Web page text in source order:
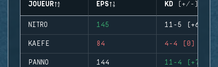
JOUEUR EPS KD (+/-)
NITRO 145 11-5 (+6)
KAEFE 84 4-4 (0)
PANNO 144 11-4 (+7)